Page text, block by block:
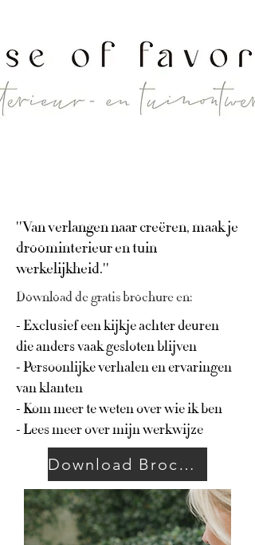
''Van verlangen naar creëren, maak je
droominterieur en tuin
werkelijkheid.''
Download de gratis brochure en:
- Exclusief een kijkje achter deuren
die anders vaak gesloten blijven
​- Persoonlijke verhalen en ervaringen
van klanten
- Kom meer te weten over wie ik ben
- Lees meer over mijn werkwijze
Download Brochure